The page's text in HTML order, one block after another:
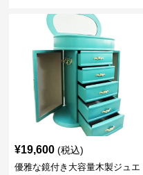
¥19,600 (税込)
優雅な鏡付き大容量木製ジュエ